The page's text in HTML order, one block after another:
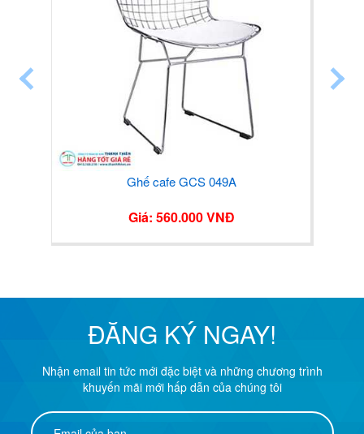
Ghế cafe GCS 049A
Giá: 560.000 VNĐ
ĐĂNG KÝ NGAY!
Nhận email tin tức mới đặc biệt và những chương trình
khuyến mãi mới hấp dẫn của chúng tôi